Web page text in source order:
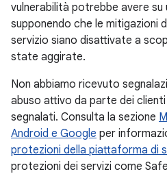
vulnerabilità potrebbe avere
supponendo che le mitigazioni
servizio siano disattivate a
state aggirate.
Non abbiamo ricevuto
abuso attivo da parte dei
segnalati. Consulta la sezione
Android e Google per
protezioni della piattaforma di
protezioni dei servizi come